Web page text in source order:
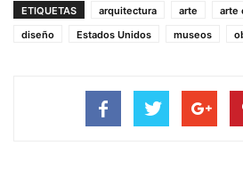
ETIQUETAS
arquitectura arte arte
diseño
Estados Unidos museos